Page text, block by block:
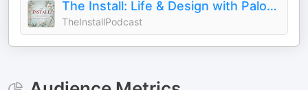
The Install: Life & Design with Paloma and Caroline
TheInstallPodcast